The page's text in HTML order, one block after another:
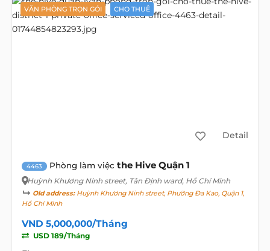
VĂN PHÒNG TRỌN GÓI CHO THUÊ
Detail
4463 Phòng làm việc the Hive Quận 1
Huỳnh Khương Ninh street, Tân Định ward, Hồ Chí Minh
Old address:Huỳnh Khương Ninh street, Phường Đa Kao, Quận 1,
Hồ Chí Minh
VND 5,000,000/Tháng
USD 189/Tháng